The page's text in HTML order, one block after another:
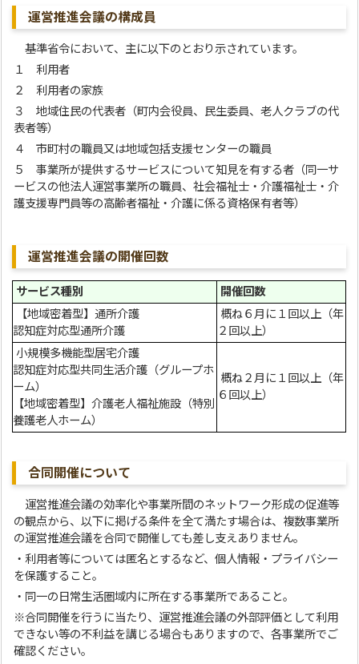
運営推進会議の構成員
基準省令において、主に以下のとおり示されています。
１ 利用者
２ 利用者の家族
３ 地域住民の代表者（町内会役員、民生委員、老人クラブの代
表者等）
４ 市町村の職員又は地域包括支援センターの職員
５ 事業所が提供するサービスについて知見を有する者（同一サ
ービスの他法人運営事業所の職員、社会福祉士・介護福祉士・介
護支援専門員等の高齢者福祉・介護に係る資格保有者等）
運営推進会議の開催回数
サービス種別
開催回数
【地域密着型】通所介護
認知症対応型通所介護
概ね６月に１回以上（年
２回以上）
小規模多機能型居宅介護
認知症対応型共同生活介護（グループホ
ーム）
【地域密着型】介護老人福祉施設（特別
養護老人ホーム）
概ね２月に１回以上（年
６回以上）
合同開催について
運営推進会議の効率化や事業所間のネットワーク形成の促進等
の観点から、以下に掲げる条件を全て満たす場合は、複数事業所
の運営推進会議を合同で開催しても差し支えありません。
・利用者等については匿名とするなど、個人情報・プライバシー
を保護すること。
・同一の日常生活圏域内に所在する事業所であること。
※合同開催を行うに当たり、運営推進会議の外部評価として利用
できない等の不利益を講じる場合もありますので、各事業所でご
確認ください。